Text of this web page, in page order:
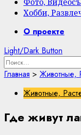
Хобби,
PrimaryО проекте
Light/Dark Button
Найти:
Главная > Животные,
Животные,
Где живут